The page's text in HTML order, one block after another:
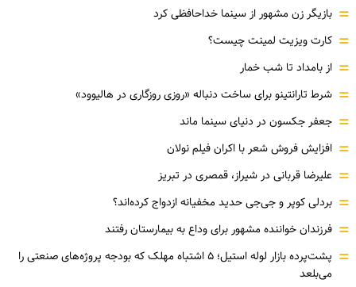
= بازیگر زن مشهور از سینما خداحافظی کرد
= کارت ویزیت لمینت چیست؟
= از بامداد تا شب خمار
= شرط تارانتینو برای ساخت دنباله «روزی روزگاری در هالیوود»
= جعفر جکسون در دنیای سینما ماند
= افزایش فروش شعر با اکران فیلم نولان
= علیرضا قربانی در شیراز، قمصری در تبریز
= بردلی کوپر و جی‌جی حدید مخفیانه ازدواج کرده‌اند؟
= فرزندان خواننده مشهور برای وداع به بیمارستان رفتند
=
پشت‌پرده بازار لوله استیل؛ ۵ اشتباه مهلک که بودجه پروژه‌های صنعتی را
می‌بلعد